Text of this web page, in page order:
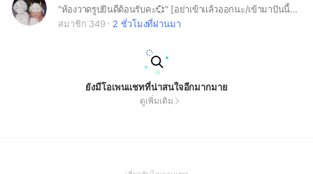
"ห้องวาดรูปยินดีต้อนรับคะ💞" [อย่าเข้าเเล้วออกนะ/เข้ามาปันนี้ไม่เอานะ] [ห้ามตั้งหน้าโปรไฟร์เรียวกับocคนอื่นนะครับ] [คุยกันในห้องเเชทหลักเลยนะจะได้ไม่ต้องเปลี่ยนห้อง] [รับทุกลายเส้น/สวยไม่สวยก็เข้าได้] [อย่าลืมอ่านกฎด้วยนะอยู่ในโน๊ตเลยคะ] [ห้อบนี้จะเงียบๆหน่อยน่า] [เเอดห้องนี้เป็นมิตรนะคะอยู่เเบบครอบครัวนะคะ] "รักลูกโอทุกคนเลยนะคะ💓"
สมาชิก 349
2 ชั่วโมงที่ผ่านมา
ยังมีโอเพนแชทที่น่าสนใจอีกมากมาย
ดูเพิ่มเติม